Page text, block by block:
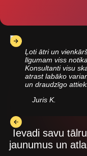
Ļoti ātri un
līgumam viss
Konsultanti visu
atrast labāko
un draudzīgo
Juris K.
Ievadi savu
jaunumus un